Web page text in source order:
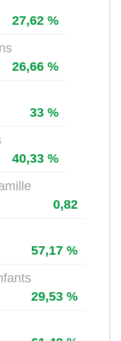
27,62 %
26,66 %
33 %
40,33 %
0,82
57,17 %
29,53 %